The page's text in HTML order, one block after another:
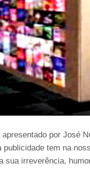
apresentado por José
publicidade tem na
sua irreverência,